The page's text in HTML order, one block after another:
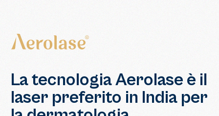
La tecnologia Aerolase è il
laser preferito in India per